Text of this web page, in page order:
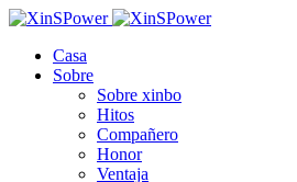
Casa
Sobre
Sobre xinbo
Hitos
Compañero
Honor
Ventaja